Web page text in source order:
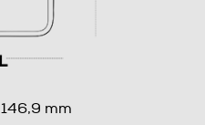
146,9 mm